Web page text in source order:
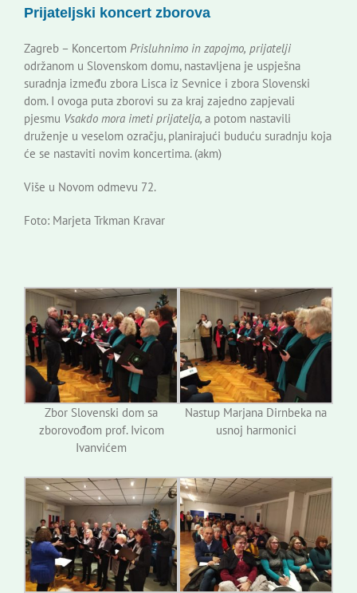
Korisne informacije
Prijateljski koncert zborova
Zagreb – Koncertom Prisluhnimo in zapojmo, prijatelji
održanom u Slovenskom domu, nastavljena je uspješna
suradnja između zbora Lisca iz Sevnice i zbora Slovenski
dom. I ovoga puta zborovi su za kraj zajedno zapjevali
pjesmu Vsakdo mora imeti prijatelja, a potom nastavili
druženje u veselom ozračju, planirajući buduću suradnju koja
će se nastaviti novim koncertima. (akm)
Više u Novom odmevu 72.
Foto: Marjeta Trkman Kravar
Zbor Slovenski dom sa
zborovođom prof. Ivicom
Ivanvićem
Nastup Marjana Dirnbeka na
usnoj harmonici